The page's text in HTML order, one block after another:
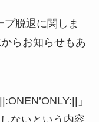
プ脱退に関しま
らお知らせもあ
」
ないという内容